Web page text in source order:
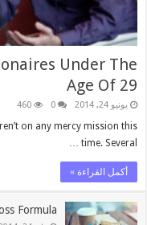
Under The
Age Of 29
يونيو 24, 2014 0
460
on any mercy mission this
time. Several …
أكمل القراءة »
Formula!